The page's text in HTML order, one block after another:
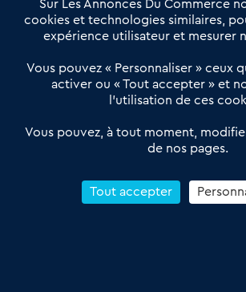
Actualités
Qui sommes nous ?
Derniers articles
Réseau 3C : un partenaire national dédié
Petitscommerces : Un partenariat au service
proximité et des territoires
Reprendre un Restaurant Rapide
Sur Les Annonces Du Commerce
cookies et technologies similaires,
expérience utilisateur et mesurer
Vous pouvez « Personnaliser » ceux
activer ou « Tout accepter » et
l’utilisation de ces
Vous pouvez, à tout moment,
de nos pages.
Tout accepter